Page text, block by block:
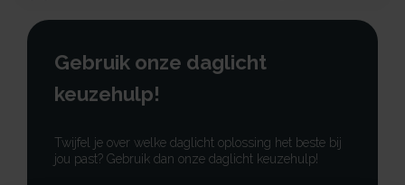
Gebruik onze daglicht
keuzehulp!
Twijfel je over welke daglicht oplossing het beste bij
jou past? Gebruik dan onze daglicht keuzehulp!